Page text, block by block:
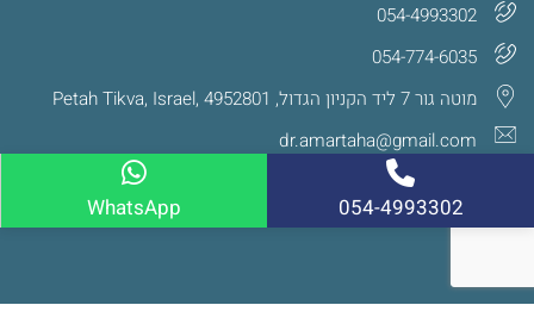
054-4993302
054-774-6035‏
מוטה גור 7 ליד הקניון הגדול, Petah Tikva, Israel, 4952801
dr.amartaha@gmail.com
054-4993302
WhatsApp